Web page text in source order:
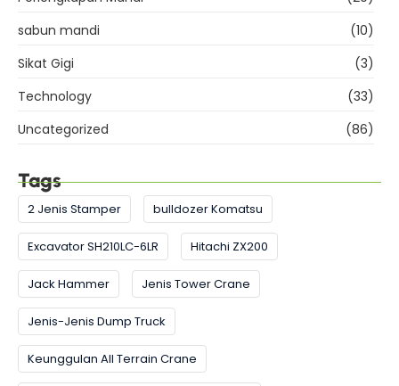
sabun mandi
(10)
Sikat Gigi
(3)
Technology
(33)
Uncategorized
(86)
Tags
2 Jenis Stamper bulldozer Komatsu
Excavator SH210LC-6LR Hitachi ZX200
Jack Hammer Jenis Tower Crane
Jenis-Jenis Dump Truck
Keunggulan All Terrain Crane